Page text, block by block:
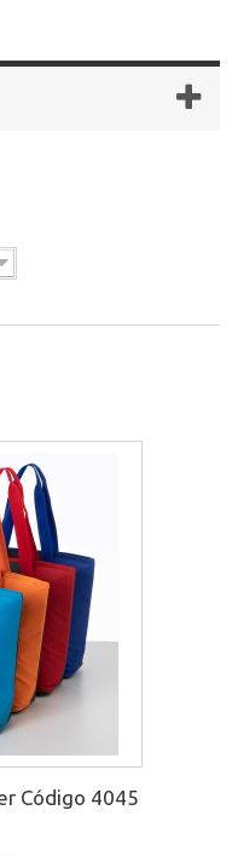
Código 4045